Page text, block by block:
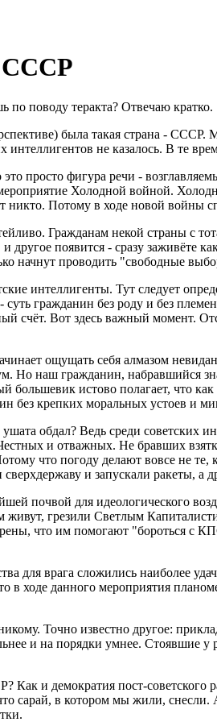
СССР
поводу теракта? Отвечаю кратко.
была такая страна -
интеллигентов не казалось. В те
просто фигура речи -
Холодной войной.
Потому в ходе новой войны
Гражданам некой страны
другое появится - сразу заживёте
начнут проводить "свободные
интеллигенты. Тут следует
суть гражданин без роду и без
счёт. Вот здесь важный момент.
ощущать себя алмазом
Но наш гражданин, набравшийся
большевик истово полагает, что
без крепких моральных устоев и
обдал? Ведь среди
и отважных. Не бравших
что погоду делают вовсе не
и запускали ракеты, а
почвой для идеологического
живут, грезили Светлым
что им помогают "бороться с
для врага сложились наиболее
в ходе данного мероприятия
Точно известно другое:
и на порядки умнее. Стоявшие
и демократия пост-советского
сарай, в котором мы жили,